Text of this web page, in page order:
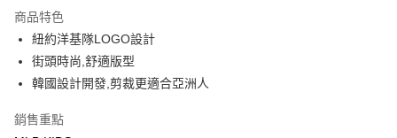
Apple Pay
街口支付
商品特色
紐約洋基隊LOGO設計
街頭時尚,舒適版型
韓國設計開發,剪裁更適合亞洲人
銷售重點